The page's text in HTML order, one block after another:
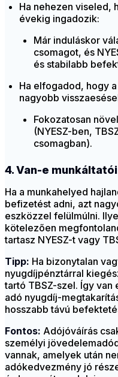
Ha nehezen viseled,
évekig ingadozik:
Már induláskor
csomagot, és
és stabilabb
Ha elfogadod, hogy
nagyobb
Fokozatosan
(NYESZ-ben,
csomagban).
4. Van-e
Ha a munkahelyed
befizetést adni, azt
eszközzel felülmúlni.
kötelezően
tartasz NYESZ-t vagy
Tipp: Ha bizonytalan
nyugdíjpénztárral
tartó TBSZ-szel. Így
adó nyugdíj-
hosszabb távú
Fontos: Adójóváírás
személyi
vannak, amelyek után
adókedvezmény jó